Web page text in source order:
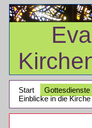
Start Gottesdienste
Einblicke in die Kirche